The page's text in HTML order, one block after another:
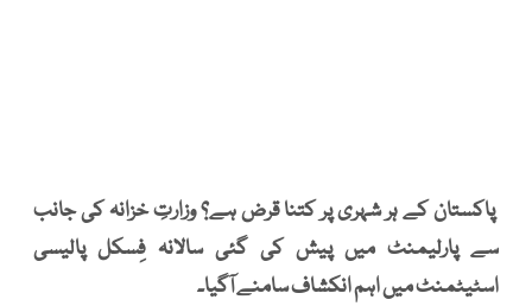
پاکستان کے ہر شہری پر کتنا قرض ہے؟ وزارتِ خزانہ کی جانب
سے پارلیمنٹ میں پیش کی گئی سالانہ فِسکل پالیسی
اسٹیٹمنٹ میں اہم انکشاف سامنے آگیا۔